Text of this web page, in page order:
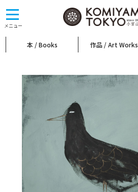
メニュー
toggle
navigation
本 / Books 作品 / Art Works